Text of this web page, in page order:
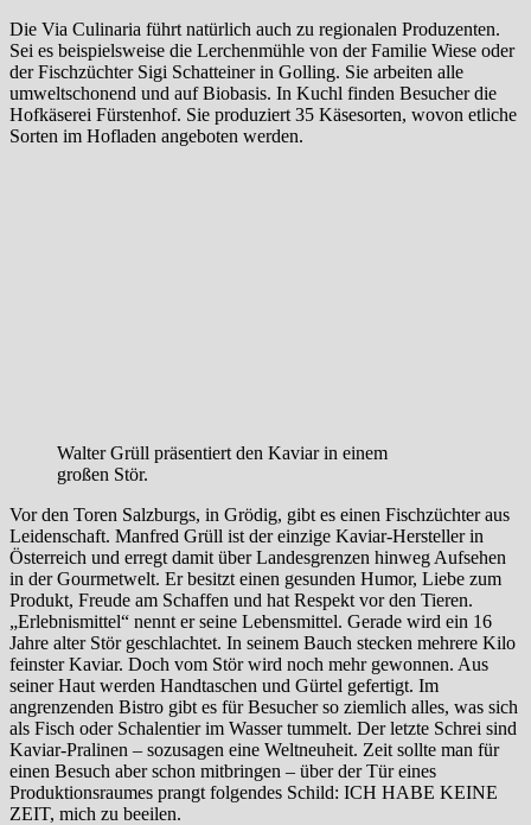
Die Via Culinaria führt natürlich auch zu regionalen Produzenten.
Sei es beispielsweise die Lerchenmühle von der Familie Wiese oder
der Fischzüchter Sigi Schatteiner in Golling. Sie arbeiten alle
umweltschonend und auf Biobasis. In Kuchl finden Besucher die
Hofkäserei Fürstenhof. Sie produziert 35 Käsesorten, wovon etliche
Sorten im Hofladen angeboten werden.
Walter Grüll präsentiert den Kaviar in einem
großen Stör.
Vor den Toren Salzburgs, in Grödig, gibt es einen Fischzüchter aus
Leidenschaft. Manfred Grüll ist der einzige Kaviar-Hersteller in
Österreich und erregt damit über Landesgrenzen hinweg Aufsehen
in der Gourmetwelt. Er besitzt einen gesunden Humor, Liebe zum
Produkt, Freude am Schaffen und hat Respekt vor den Tieren.
„Erlebnismittel“ nennt er seine Lebensmittel. Gerade wird ein 16
Jahre alter Stör geschlachtet. In seinem Bauch stecken mehrere Kilo
feinster Kaviar. Doch vom Stör wird noch mehr gewonnen. Aus
seiner Haut werden Handtaschen und Gürtel gefertigt. Im
angrenzenden Bistro gibt es für Besucher so ziemlich alles, was sich
als Fisch oder Schalentier im Wasser tummelt. Der letzte Schrei sind
Kaviar-Pralinen – sozusagen eine Weltneuheit. Zeit sollte man für
einen Besuch aber schon mitbringen – über der Tür eines
Produktionsraumes prangt folgendes Schild: ICH HABE KEINE
ZEIT, mich zu beeilen.